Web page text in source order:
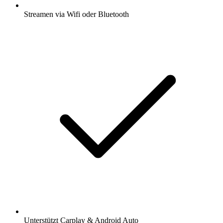
Streamen via Wifi oder Bluetooth
Unterstützt Carplay & Android Auto